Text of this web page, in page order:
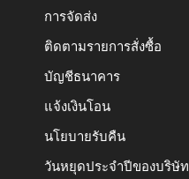
การจัดส่ง
ติดตามรายการสั่งซื้อ
บัญชีธนาคาร
แจ้งเงินโอน
นโยบายรับคืน
วันหยุดประจำปีของบริษัท